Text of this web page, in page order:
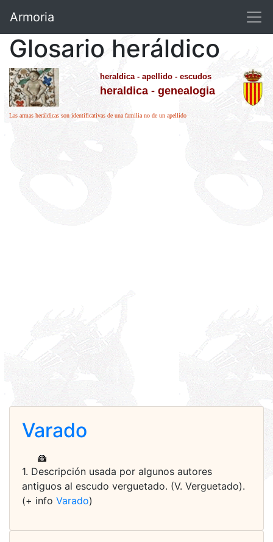
Armoria
Glosario heráldico
heraldica - apellido - escudos
heraldica - genealogia
Las armas heráldicas son identificativas de una familia no de un apellido
Varado
1. Descripción usada por algunos autores
antiguos al escudo verguetado. (V. Verguetado).
(+ info Varado)